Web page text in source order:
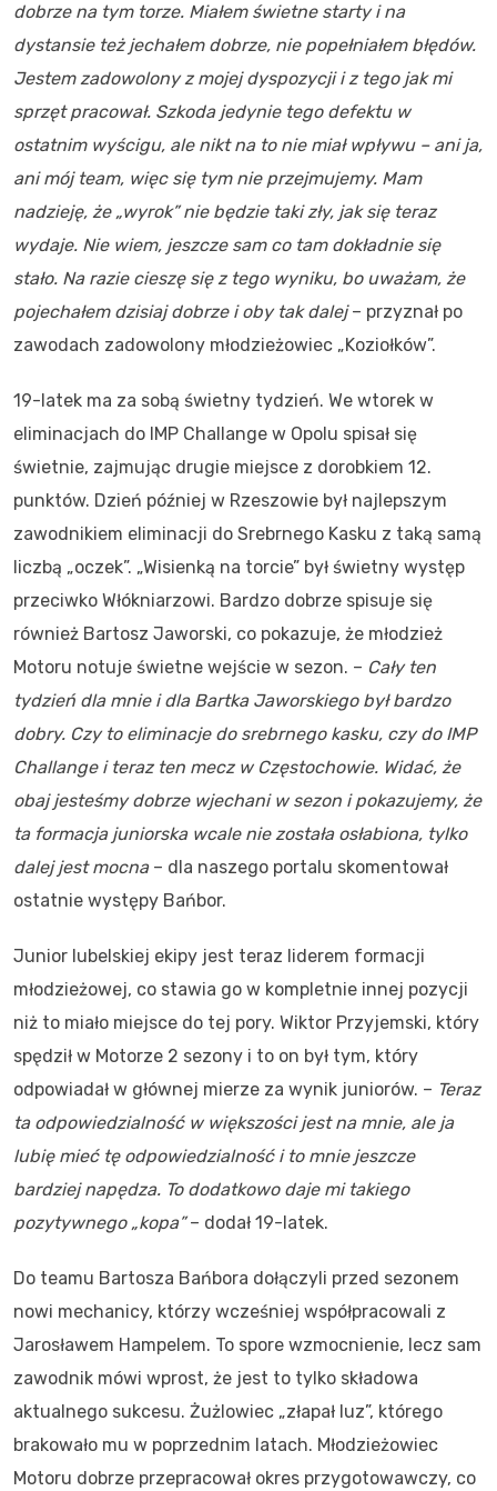
dobrze na tym torze. Miałem świetne starty i na
dystansie też jechałem dobrze, nie popełniałem błędów.
Jestem zadowolony z mojej dyspozycji i z tego jak mi
sprzęt pracował. Szkoda jedynie tego defektu w
ostatnim wyścigu, ale nikt na to nie miał wpływu – ani ja,
ani mój team, więc się tym nie przejmujemy. Mam
nadzieję, że „wyrok” nie będzie taki zły, jak się teraz
wydaje. Nie wiem, jeszcze sam co tam dokładnie się
stało. Na razie cieszę się z tego wyniku, bo uważam, że
pojechałem dzisiaj dobrze i oby tak dalej– przyznał po
zawodach zadowolony młodzieżowiec „Koziołków”.
19-latek ma za sobą świetny tydzień. We wtorek w
eliminacjach do IMP Challange w Opolu spisał się
świetnie, zajmując drugie miejsce z dorobkiem 12.
punktów. Dzień później w Rzeszowie był najlepszym
zawodnikiem eliminacji do Srebrnego Kasku z taką samą
liczbą „oczek”. „Wisienką na torcie” był świetny występ
przeciwko Włókniarzowi. Bardzo dobrze spisuje się
również Bartosz Jaworski, co pokazuje, że młodzież
Motoru notuje świetne wejście w sezon. – Cały ten
tydzień dla mnie i dla Bartka Jaworskiego był bardzo
dobry. Czy to eliminacje do srebrnego kasku, czy do IMP
Challange i teraz ten mecz w Częstochowie. Widać, że
obaj jesteśmy dobrze wjechani w sezon i pokazujemy, że
ta formacja juniorska wcale nie została osłabiona, tylko
dalej jest mocna– dla naszego portalu skomentował
ostatnie występy Bańbor.
Junior lubelskiej ekipy jest teraz liderem formacji
młodzieżowej, co stawia go w kompletnie innej pozycji
niż to miało miejsce do tej pory. Wiktor Przyjemski, który
spędził w Motorze 2 sezony i to on był tym, który
odpowiadał w głównej mierze za wynik juniorów. – Teraz
ta odpowiedzialność w większości jest na mnie, ale ja
lubię mieć tę odpowiedzialność i to mnie jeszcze
bardziej napędza. To dodatkowo daje mi takiego
pozytywnego „kopa”– dodał 19-latek.
Do teamu Bartosza Bańbora dołączyli przed sezonem
nowi mechanicy, którzy wcześniej współpracowali z
Jarosławem Hampelem. To spore wzmocnienie, lecz sam
zawodnik mówi wprost, że jest to tylko składowa
aktualnego sukcesu. Żużlowiec „złapał luz”, którego
brakowało mu w poprzednim latach. Młodzieżowiec
Motoru dobrze przepracował okres przygotowawczy, co